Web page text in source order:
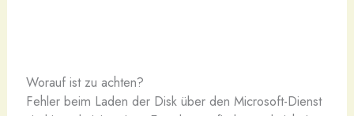
Worauf ist zu achten?
Fehler beim Laden der Disk über den Microsoft-Dienst